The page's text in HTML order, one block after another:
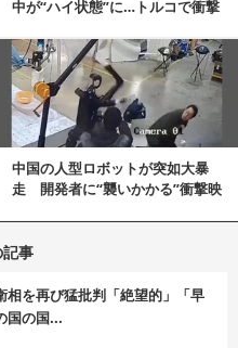
中が“ハイ状態”に…トルコで衝撃
中国の人型ロボットが突如大暴
走 開発者に“襲いかかる”衝撃映
記事
相を再び猛批判「絶望的」「早
国の国...